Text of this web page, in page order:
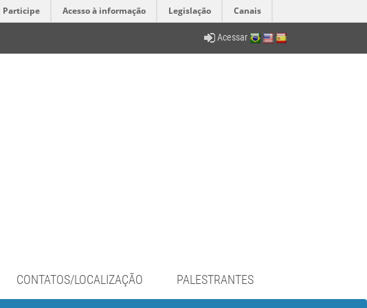
Participe Acesso à informação Legislação Canais
Acessar
CONTATOS/LOCALIZAÇÃO PALESTRANTES